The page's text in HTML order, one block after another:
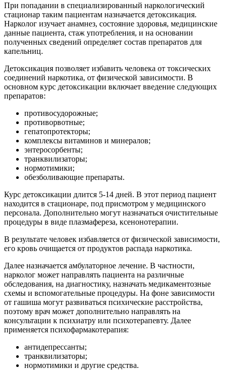
При попадании в специализированный наркологический
стационар таким пациентам назначается детоксикация.
Нарколог изучает анамнез, состояние здоровья, медицинские
данные пациента, стаж употребления, и на основании
полученных сведений определяет состав препаратов для
капельниц.
Детоксикация позволяет избавить человека от токсических
соединений наркотика, от физической зависимости. В
основном курс детоксикации включает введение следующих
препаратов:
противосудорожные;
противорвотные;
гепатопротекторы;
комплексы витаминов и минералов;
энтеросорбенты;
транквилизаторы;
нормотимики;
обезболивающие препараты.
Курс детоксикации длится 5-14 дней. В этот период пациент
находится в стационаре, под присмотром у медицинского
персонала. Дополнительно могут назначаться очистительные
процедуры в виде плазмафереза, ксенонотерапии.
В результате человек избавляется от физической зависимости,
его кровь очищается от продуктов распада наркотика.
Далее назначается амбулаторное лечение. В частности,
нарколог может направлять пациента на различные
обследования, на диагностику, назначать медикаментозные
схемы и вспомогательные процедуры. На фоне зависимости
от гашиша могут развиваться психические расстройства,
поэтому врач может дополнительно направлять на
консультации к психиатру или психотерапевту. Далее
применяется психофармакотерапия:
антидепрессанты;
транквилизаторы;
нормотимики и другие средства.